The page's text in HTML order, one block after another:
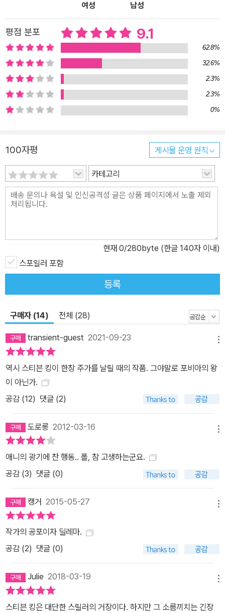
여성
남성
평점 분포 9.1
62.8%
32.6%
2.3%
2.3%
0%
100자평 게시물 운영 원칙
카테고리
현재 0/280byte (한글 140자 이내)
스포일러 포함
등록
구매자 (14) 전체 (28)
transient-guest 2021-09-23
역시 스티븐 킹이 한창 주가를 날릴 때의 작품. 그야말로 포비아의 왕
이 아닌가.
공감 (12) 댓글 (2)
도로롱 2012-03-16
애니의 광기에 찬 행동.. 폴, 참 고생하는군요.
공감 (3) 댓글 (0)
캥거 2015-05-27
작가의 공포이자 딜레마.
공감 (2) 댓글 (0)
Julie 2018-03-19
스티븐 킹은 대단한 스릴러의 거장이다. 하지만 그 소름끼치는 긴장